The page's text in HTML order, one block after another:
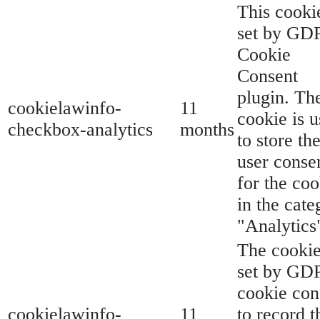
cookielawinfo-
checkbox-analytics
11
months
This
set by
Cookie
Consent
plugin.
cookie is
to store the
user
for the
in the
cookielawinfo- 11
The
set by
cookie
to record